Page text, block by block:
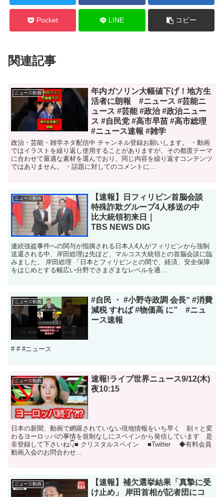
Pocket LINE コピー
関連記事
ニュース動画
年内ガソリン大幅値下げ！地方生
活者に朗報 #ニュース #芸能ニ
ュース #芸能 #政治 #政治ニュー
ス #自民党 #高市早苗 #高市総理
#ニュース速報 #雑学
政治・芸能・雑学ネタ配信中 チャンネル登録お願いします。 ・動画
ではイラストを繰り返し使用することがありますが、その都度テーマ
に合わせて最適な素材を選んでおり、同じ内容を繰り返すコンテンツ
ではありません。 ・話題に対してのコメントに...
ニュース動画
【速報】日フィリピン首脳会談
特殊詐欺グループ4人移送の中
比大統領初来日｜
TBS NEWS DIG
連続強盗事件への関与が指摘される日本人4人がフィリピンから強制
送還される中、岸田総理は先ほど、マルコス大統領との首脳会談に臨
みました。 岸田総理 「日本とフィリピンとの間で、経済、安全保障
をはじめとする幅広い分野でさまざまなレベルを通...
ニュース動画
#自民 ・ #小野寺政調 会長“ #消費
減税 すれば #物価高 に” #ニュ
ース速報
# # #ニュース
ニュース動画
速報!ライブ世界ニュース9/12(木)
夜10:15
日本の新聞、動画で網羅されていない現地情報をいち早く 刻々と変
わるヨーロッパの事情を規制なしにスペインから発信しています 是
非登録して下さいね👇■ クリスタルスペイン ■Twitter ◆有料会員
動画入会のお問合わせ...
ニュース動画
【速報】補欠選挙結果「真摯に受
け止め」 岸田首相が記者団にコ